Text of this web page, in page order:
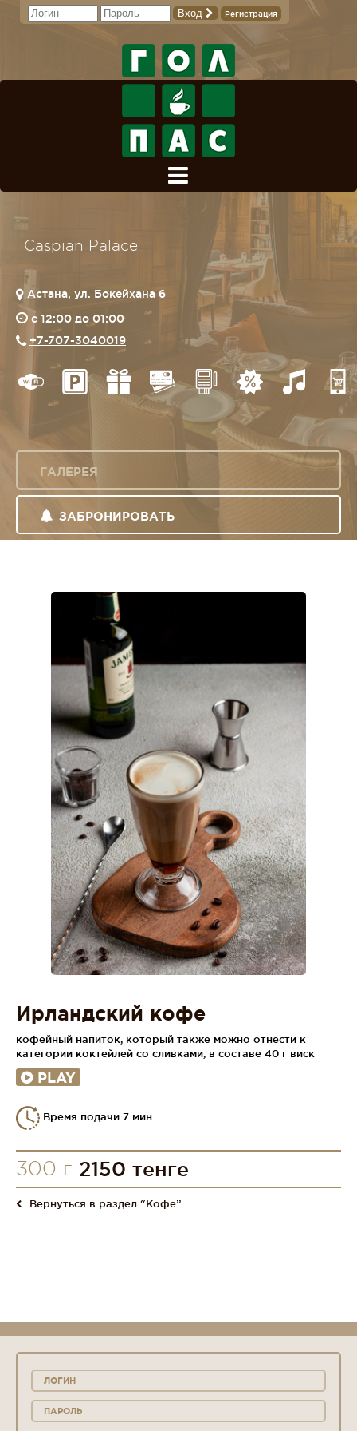
Вход Регистрация
Caspian Palace
Астана, ул. Бокейхана 6
c 12:00 до 01:00
+7-707-3040019
ГАЛЕРЕЯ
ЗАБРОНИРОВАТЬ
Ирландский кофе
кофейный напиток, который также можно отнести к
категории коктейлей со сливками, в составе 40 г виск
PLAY
Время подачи 7 мин.
300 г 2150 тенге
Вернуться в раздел “Кофе”